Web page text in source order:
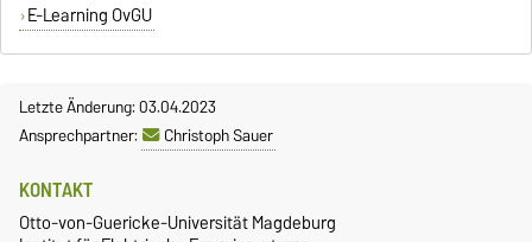
E-Learning OvGU
Letzte Änderung: 03.04.2023
Ansprechpartner:
Christoph Sauer
KONTAKT
Otto-von-Guericke-Universität Magdeburg